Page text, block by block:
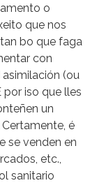
o
que nos
bo que faga
con
(ou
por iso que lles
un
é
se venden en
etc.,
sanitario